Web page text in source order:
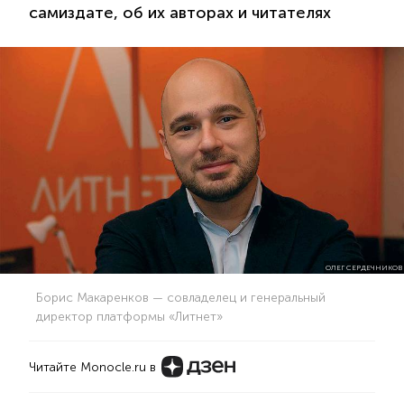
самиздате, об их авторах и читателях
ОЛЕГ СЕРДЕЧНИКОВ
Борис Макаренков — совладелец и генеральный
директор платформы «Литнет»
Читайте Monocle.ru в